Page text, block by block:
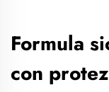
Formula
con